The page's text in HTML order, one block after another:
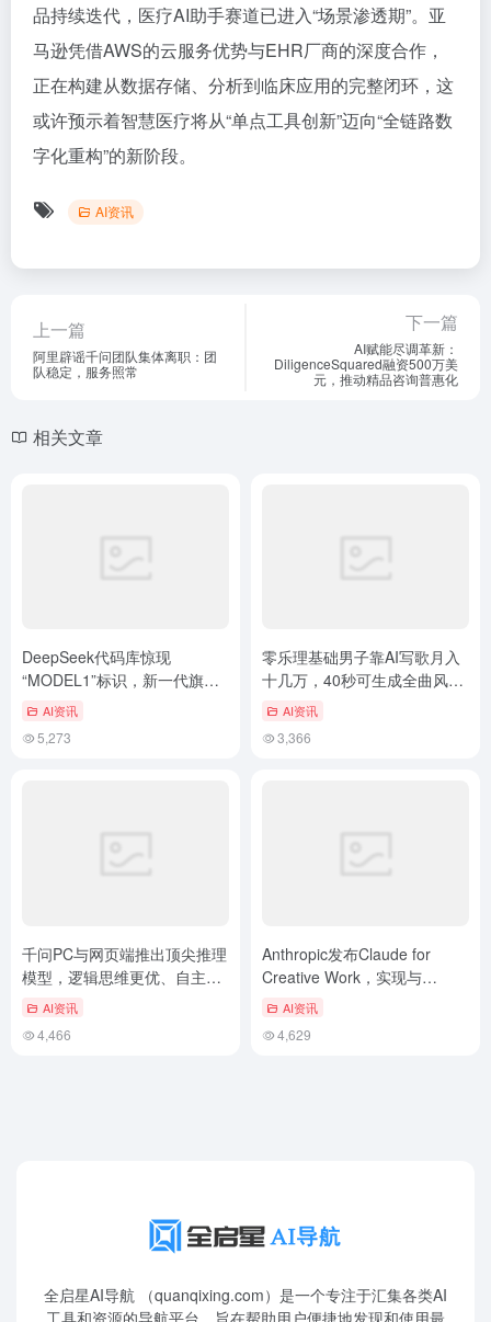
品持续迭代，医疗AI助手赛道已进入“场景渗透期”。亚
马逊凭借AWS的云服务优势与EHR厂商的深度合作，
正在构建从数据存储、分析到临床应用的完整闭环，这
或许预示着智慧医疗将从“单点工具创新”迈向“全链路数
字化重构”的新阶段。
AI资讯
上一篇
阿里辟谣千问团队集体离职：团
队稳定，服务照常
下一篇
AI赋能尽调革新：
DiligenceSquared融资500万美
元，推动精品咨询普惠化
相关文章
DeepSeek代码库惊现
“MODEL1”标识，新一代旗舰
或2月发布
AI资讯
5,273
零乐理基础男子靠AI写歌月入
十几万，40秒可生成全曲风歌
曲 AI资讯
3,366
千问PC与网页端推出顶尖推理
模型，逻辑思维更优、自主性
提升AI资讯
4,466
Anthropic发布Claude for
Creative Work，实现与
Adobe、Blender等专业软件集
AI资讯
4,629
全启星AI导航 （quanqixing.com）是一个专注于汇集各类AI
工具和资源的导航平台，旨在帮助用户便捷地发现和使用最